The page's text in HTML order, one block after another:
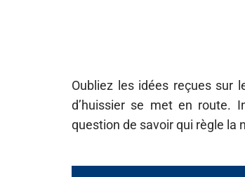
Oubliez les idées reçues sur
d’huissier se met en route.
question de savoir qui règle la